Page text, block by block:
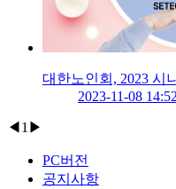
대한노인회, 2023 시
2023-11-08 14:52
◀ 1 ▶
PC버전
공지사항